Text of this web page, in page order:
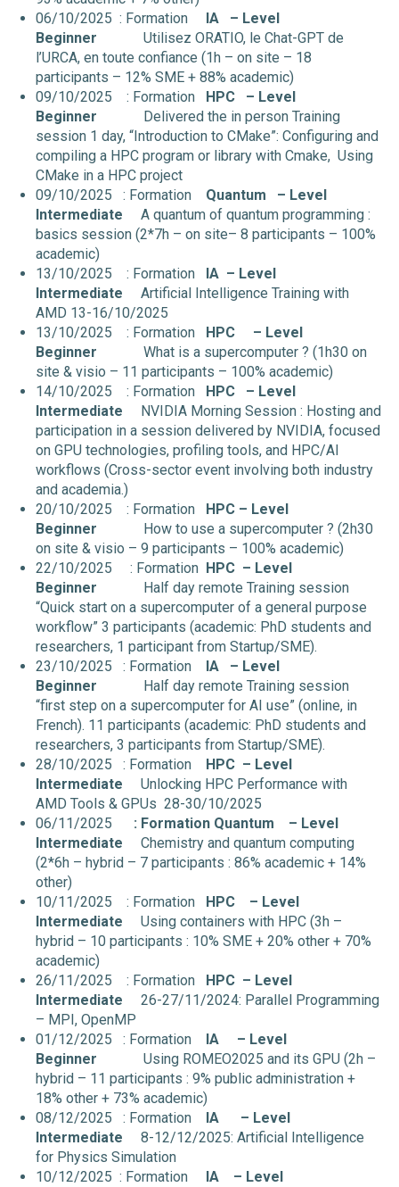
06/10/2025 : Formation
IA – Level
Beginner
Utilisez ORATIO, le Chat-GPT de
l’URCA, en toute confiance (1h – on site – 18
participants – 12% SME + 88% academic)
09/10/2025 : Formation
HPC – Level
Beginner
Delivered the in person Training
session 1 day, “Introduction to CMake”: Configuring and
compiling a HPC program or library with Cmake, Using
CMake in a HPC project
09/10/2025 : Formation
Quantum – Level
Intermediate
A quantum of quantum programming :
basics session (2*7h – on site– 8 participants – 100%
academic)
13/10/2025 : Formation
IA – Level
Intermediate
Artificial Intelligence Training with
AMD 13-16/10/2025
13/10/2025 : Formation
HPC – Level
Beginner
What is a supercomputer ? (1h30 on
site & visio – 11 participants – 100% academic)
14/10/2025 : Formation
HPC – Level
Intermediate
NVIDIA Morning Session : Hosting and
participation in a session delivered by NVIDIA, focused
on GPU technologies, profiling tools, and HPC/AI
workflows (Cross-sector event involving both industry
and academia.)
20/10/2025 : Formation HPC – Level
Beginner
How to use a supercomputer ? (2h30
on site & visio – 9 participants – 100% academic)
22/10/2025 : Formation HPC – Level
Beginner Half day remote Training session
“Quick start on a supercomputer of a general purpose
workflow” 3 participants (academic: PhD students and
researchers, 1 participant from Startup/SME).
23/10/2025 : Formation IA – Level
Beginner Half day remote Training session
“first step on a supercomputer for AI use” (online, in
French). 11 participants (academic: PhD students and
researchers, 3 participants from Startup/SME).
28/10/2025 : Formation
HPC – Level
Intermediate Unlocking HPC Performance with
AMD Tools & GPUs 28-30/10/2025
06/11/2025
: Formation Quantum – Level
Intermediate Chemistry and quantum computing
(2*6h – hybrid – 7 participants : 86% academic + 14%
other)
10/11/2025 : Formation
HPC – Level
Intermediate
Using containers with HPC (3h –
hybrid – 10 participants : 10% SME + 20% other + 70%
academic)
26/11/2025 : Formation
HPC – Level
Intermediate 26-27/11/2024: Parallel Programming
– MPI, OpenMP
01/12/2025 : Formation
IA – Level
Beginner
Using ROMEO2025 and its GPU (2h –
hybrid – 11 participants : 9% public administration +
18% other + 73% academic)
08/12/2025 : Formation
IA – Level
Intermediate 8-12/12/2025: Artificial Intelligence
for Physics Simulation
10/12/2025 : Formation
IA – Level